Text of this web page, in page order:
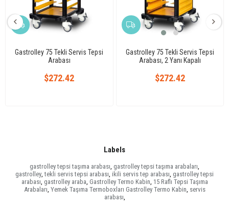
Gastrolley 75 Tekli Servis Tepsi
Arabası
$272.42
Gastrolley 75 Tekli Servis Tepsi
Arabası, 2 Yanı Kapalı
$272.42
Labels
gastrolley tepsi taşıma arabası gastrolley tepsi taşıma arabaları
gastrolley tekli servis tepsi arabası ikili servis tep arabası gastrolley tepsi
arabası gastrolley araba Gastrolley Termo Kabin 15 Raflı Tepsi Taşıma
Arabaları Yemek Taşıma Termoboxları Gastrolley Termo Kabin servis
arabası